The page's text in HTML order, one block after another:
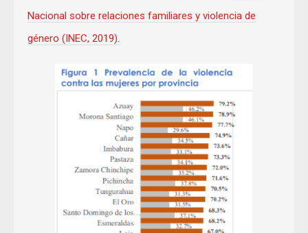
Nacional sobre relaciones familiares y violencia de
género (INEC, 2019).